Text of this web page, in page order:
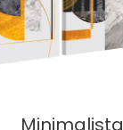
Minimalista